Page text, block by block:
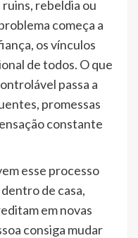
rebeldia ou
começa a
os vínculos
de todos. O que
passa a
promessas
constante
esse processo
de casa,
em novas
consiga mudar